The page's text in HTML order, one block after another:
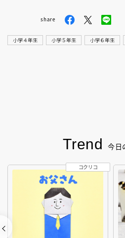
share
小学４年生 小学５年生 小学６年生
Trend 今日
コクリコ